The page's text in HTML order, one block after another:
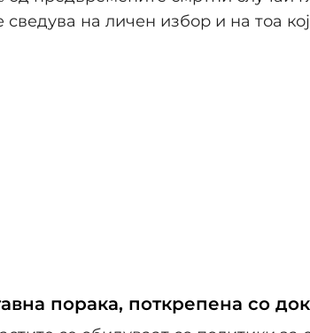
сведува на личен избор и на тоа
порака, поткрепена со